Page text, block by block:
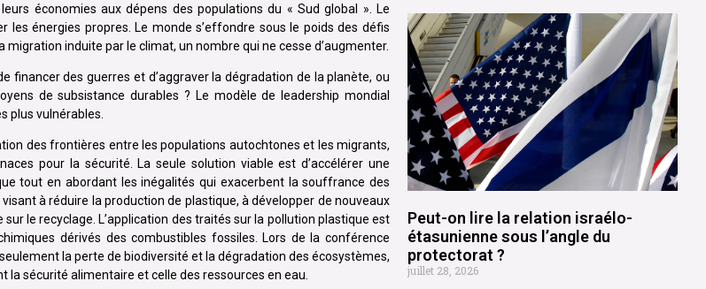
économies aux dépens des populations du « Sud global ». Le
énergies propres. Le monde s’effondre sous le poids des défis
induite par le climat, un nombre qui ne cesse d’augmenter.
des guerres et d’aggraver la dégradation de la planète, ou
de subsistance durables ? Le modèle de leadership mondial
plus vulnérables.
des frontières entre les populations autochtones et les migrants,
pour la sécurité. La seule solution viable est d’accélérer une
tout en abordant les inégalités qui exacerbent la souffrance des
à réduire la production de plastique, à développer de nouveaux
le recyclage. L’application des traités sur la pollution plastique est
dérivés des combustibles fossiles. Lors de la conférence
la perte de biodiversité et la dégradation des écosystèmes,
sécurité alimentaire et celle des ressources en eau.
Peut-on lire la relation israélo-
étasunienne sous l’angle du
protectorat ?
juillet 28, 2026